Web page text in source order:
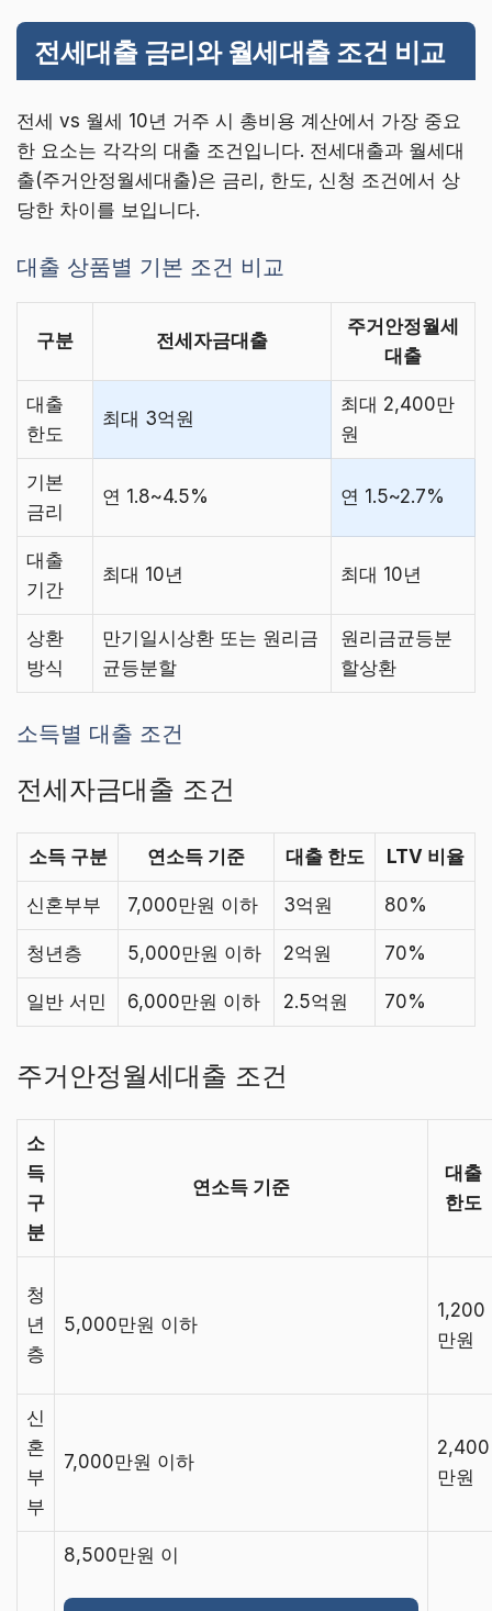
전세대출 금리와 월세대출 조건 비교
전세 vs 월세 10년 거주 시 총비용 계산에서 가장 중요
한 요소는 각각의 대출 조건입니다. 전세대출과 월세대
출(주거안정월세대출)은 금리, 한도, 신청 조건에서 상
당한 차이를 보입니다.
대출 상품별 기본 조건 비교
구분 전세자금대출
주거안정월세
대출
대출
한도
최대 3억원
최대 2,400만
원
기본
금리
연 1.8~4.5% 연 1.5~2.7%
대출
기간
최대 10년 최대 10년
상환
방식
만기일시상환 또는 원리금
균등분할
원리금균등분
할상환
소득별 대출 조건
전세자금대출 조건
소득 구분 연소득 기준 대출 한도 LTV 비율
신혼부부 7,000만원 이하 3억원 80%
청년층 5,000만원 이하 2억원 70%
일반 서민 6,000만원 이하 2.5억원 70%
주거안정월세대출 조건
소
득
구
분
연소득 기준
대출
한도
청
년
층
5,000만원 이하
1,200
만원
신
혼
부
부
7,000만원 이하
2,400
만원
8,500만원 이